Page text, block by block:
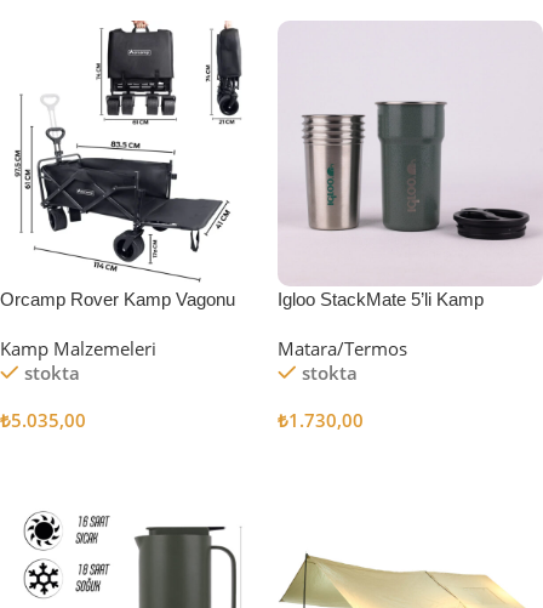
Orcamp Rover Kamp Vagonu
Kamp Malzemeleri
stokta
₺5.035,00
Igloo StackMate 5’li Kamp
Matara/Termos
stokta
₺1.730,00